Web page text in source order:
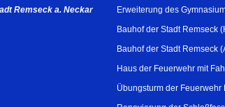
Remseck a. Neckar
Erweiterung des
Bauhof der Stadt Remseck
Bauhof der Stadt Remseck
Haus der Feuerwehr mit
Übungsturm der